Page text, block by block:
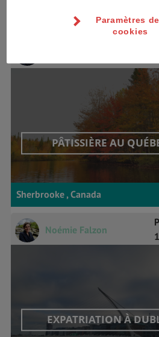
PÂTISSIÈRE AU
Sherbrooke , Canada
Noémie Falzon
EXPATRIATION À
Paramètres
cookies